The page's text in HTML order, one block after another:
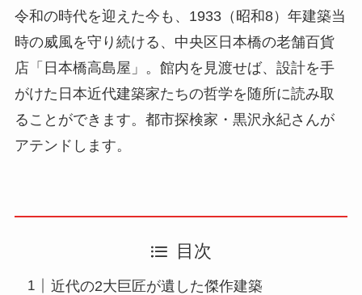
令和の時代を迎えた今も、1933（昭和8）年建築当
時の威風を守り続ける、中央区日本橋の老舗百貨
店「日本橋高島屋」。館内を見渡せば、設計を手
がけた日本近代建築家たちの哲学を随所に読み取
ることができます。都市探検家・黒沢永紀さんが
アテンドします。
目次
近代の2大巨匠が遺した傑作建築